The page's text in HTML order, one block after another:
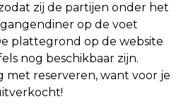
zij de partijen onder het
op de voet
plattegrond op de website
nog beschikbaar zijn.
met reserveren, want voor je